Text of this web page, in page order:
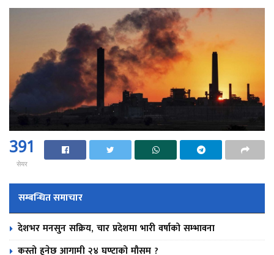
391
सेयर
सम्बन्धित समाचार
देशभर मनसुन सक्रिय, चार प्रदेशमा भारी वर्षाको सम्भावना
कस्तो हुनेछ आगामी २४ घण्टाको मौसम ?